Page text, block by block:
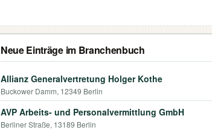
Neue Einträge im Branchenbuch
Allianz Generalvertretung Holger Kothe
Buckower Damm, 12349 Berlin
AVP Arbeits- und Personalvermittlung GmbH
Berliner Straße, 13189 Berlin